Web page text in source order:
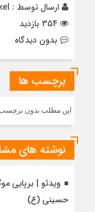
ارسال توسط :
بدون دیدگاه
برچسب ها
این مطلب بدون
نوشته های
ویدئو | برپایی
حسینی (ع)